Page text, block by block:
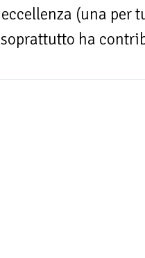
(una per
ha